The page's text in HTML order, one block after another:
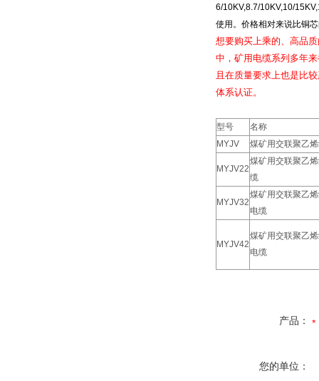
6/10KV,8.7/10KV,10/
使用。价格相对来说比铜
想要购买上乘的、高品
中，矿用电缆系列多年
且在质量要求上也是比
体系认证。
型号
名称
MYJV
煤矿用交联聚乙
MYJV22
煤矿用交联聚乙
缆
MYJV32
煤矿用交联聚乙
电缆
MYJV42
煤矿用交联聚乙
电缆
产品：
您的单位：